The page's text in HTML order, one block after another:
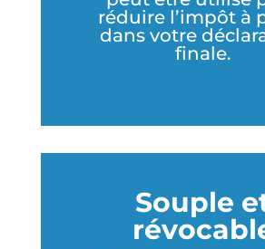
réduire l’impôt à
dans votre
finale.
Souple